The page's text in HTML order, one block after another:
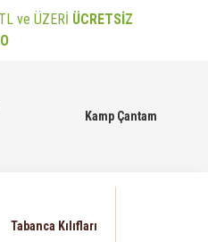
ve ÜZERİ ÜCRETSİZ
Kamp Çantam
Tabanca Kılıfları